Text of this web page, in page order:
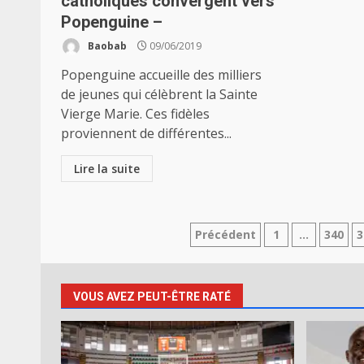
Popenguine –
Baobab 09/06/2019
Popenguine accueille des milliers
de jeunes qui célèbrent la Sainte
Vierge Marie. Ces fidèles
proviennent de différentes...
Lire la suite
Pagination
des
publications
Précédent 1 … 340
VOUS AVEZ PEUT-ÊTRE RATÉ